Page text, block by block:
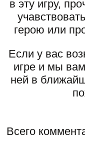
в эту игру,
герою или
Если у вас
игре и мы
ней в
Всего